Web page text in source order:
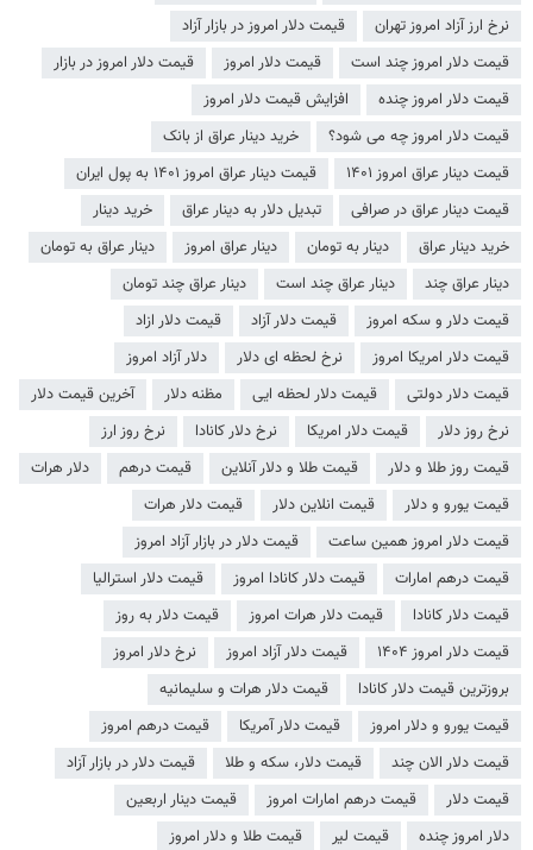
نرخ ارز آزاد امروز تهران
قیمت دلار امروز در بازار آزاد
قیمت دلار امروز چند است
قیمت دلار امروز
قیمت دلار امروز در بازار
قیمت دلار امروز چنده
افزایش قیمت دلار امروز
قیمت دلار امروز چه می شود؟
خرید دینار عراق از بانک
قیمت دینار عراق امروز ۱۴۰۱
قیمت دینار عراق امروز ۱۴۰۱ به پول ایران
قیمت دینار عراق در صرافی
تبدیل دلار به دینار عراق
خرید دینار
خرید دینار عراق
دینار به تومان دینار عراق امروز
دینار عراق به تومان
دینار عراق چند
دینار عراق چند است
دینار عراق چند تومان
قیمت دلار و سکه امروز
قیمت دلار آزاد
قیمت دلار ازاد
قیمت دلار امریکا امروز
نرخ لحظه ای دلار
دلار آزاد امروز
قیمت دلار دولتی
قیمت دلار لحظه ایی مظنه دلار
آخرین قیمت دلار
نرخ روز دلار
قیمت دلار امریکا نرخ دلار کانادا
نرخ روز ارز
قیمت روز طلا و دلار
قیمت طلا و دلار آنلاین قیمت درهم
دلار هرات
قیمت یورو و دلار
قیمت انلاین دلار
قیمت دلار هرات
قیمت دلار امروز همین ساعت
قیمت دلار در بازار آزاد امروز
قیمت درهم امارات
قیمت دلار کانادا امروز
قیمت دلار استرالیا
قیمت دلار کانادا
قیمت دلار هرات امروز
قیمت دلار به روز
قیمت دلار امروز ۱۴۰۴
قیمت دلار آزاد امروز
نرخ دلار امروز
بروزترین قیمت دلار کانادا
قیمت دلار هرات و سلیمانیه
قیمت یورو و دلار امروز
قیمت دلار آمریکا
قیمت درهم امروز
قیمت دلار الان چند
قیمت دلار، سکه و طلا
قیمت دلار در بازار آزاد
قیمت دلار
قیمت درهم امارات امروز
قیمت دینار اربعین
دلار امروز چنده
قیمت لیر
قیمت طلا و دلار امروز